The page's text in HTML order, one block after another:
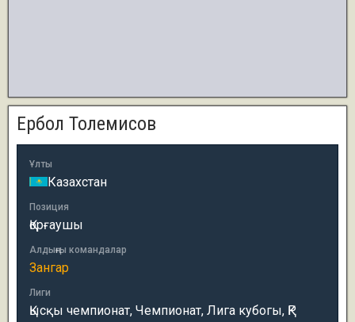
Ербол Толемисов
Ұлты
Казахстан
Позиция
Қорғаушы
Алдыңғы командалар
Зангар
Лиги
Қысқы чемпионат, Чемпионат, Лига кубогы, ҚР